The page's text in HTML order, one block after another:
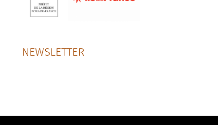
NEWSLETTER